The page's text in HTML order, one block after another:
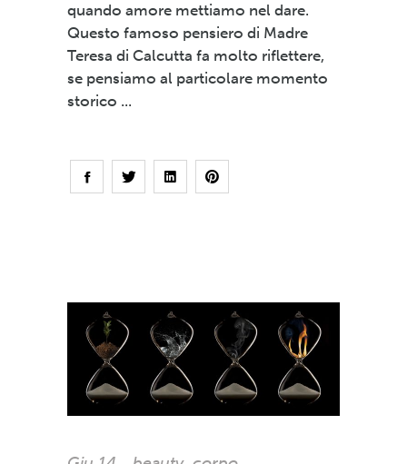
quando amore mettiamo nel dare.
Questo famoso pensiero di Madre
Teresa di Calcutta fa molto riflettere,
se pensiamo al particolare momento
storico